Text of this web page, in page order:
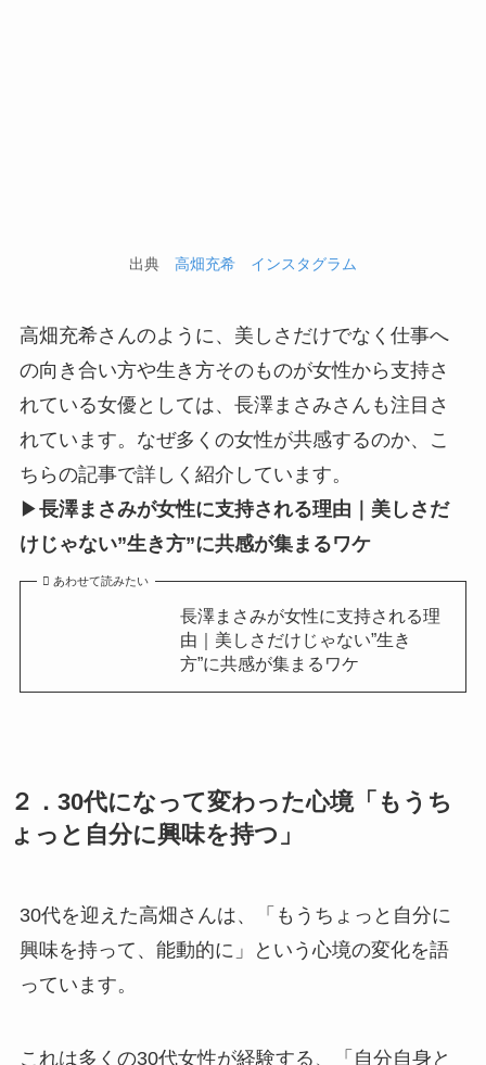
出典 高畑充希 インスタグラム
高畑充希さんのように、美しさだけでなく仕事へ
の向き合い方や生き方そのものが女性から支持さ
れている女優としては、長澤まさみさんも注目さ
れています。なぜ多くの女性が共感するのか、こ
ちらの記事で詳しく紹介しています。
▶長澤まさみが女性に支持される理由｜美しさだ
けじゃない”生き方”に共感が集まるワケ
あわせて読みたい
長澤まさみが女性に支持される理
由｜美しさだけじゃない”生き
方”に共感が集まるワケ
２．30代になって変わった心境「もうち
ょっと自分に興味を持つ」
30代を迎えた高畑さんは、「もうちょっと自分に
興味を持って、能動的に」という心境の変化を語
っています。
これは多くの30代女性が経験する、「自分自身と